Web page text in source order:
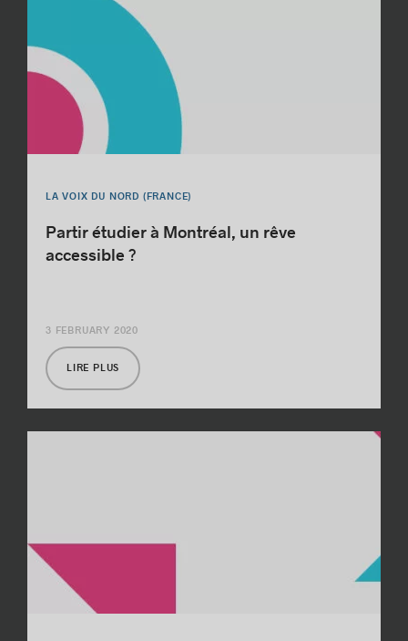
LA VOIX DU NORD (FRANCE)
Partir étudier à Montréal, un rêve
accessible ?
LIRE PLUS
3 FEBRUARY 2020